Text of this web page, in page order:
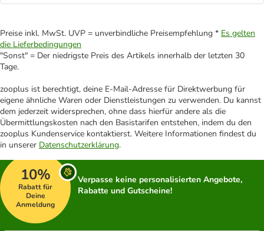
Preise inkl. MwSt. UVP = unverbindliche Preisempfehlung * Es gelten
die Lieferbedingungen
"Sonst" = Der niedrigste Preis des Artikels innerhalb der letzten 30
Tage.
zooplus ist berechtigt, deine E-Mail-Adresse für Direktwerbung für
eigene ähnliche Waren oder Dienstleistungen zu verwenden. Du kannst
dem jederzeit widersprechen, ohne dass hierfür andere als die
Übermittlungskosten nach den Basistarifen entstehen, indem du den
zooplus Kundenservice kontaktierst. Weitere Informationen findest du
in unserer Datenschutzerklärung.
10%
Rabatt für
Deine
Anmeldung
Verpasse keine personalisierten Angebote,
Rabatte und Gutscheine!